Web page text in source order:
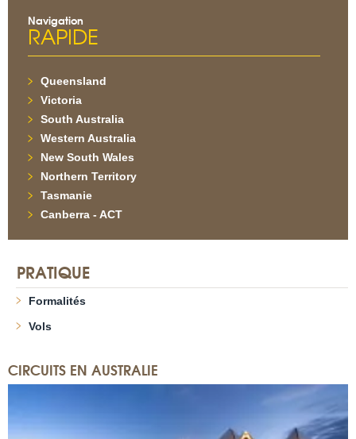
Navigation
RAPIDE
Queensland
Victoria
South Australia
Western Australia
New South Wales
Northern Territory
Tasmanie
Canberra - ACT
PRATIQUE
Formalités
Vols
CIRCUITS EN AUSTRALIE